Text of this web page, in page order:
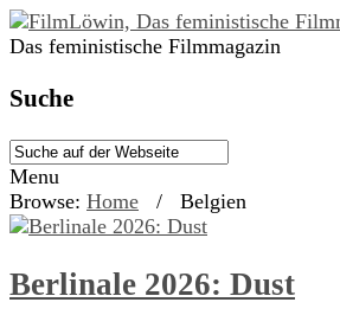
Das feministische Filmmagazin
Suche
Menu
Browse: Home / Belgien
Berlinale 2026: Dust